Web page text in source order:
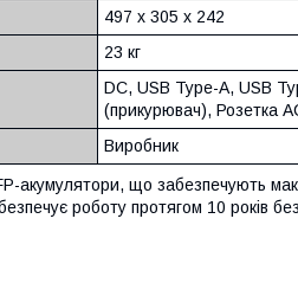
497 х 305 х 242
23 кг
DC, USB Type-A, USB
(прикурювач), Розетка
Виробник
акумулятори, що забезпечують
роботу протягом 10 років